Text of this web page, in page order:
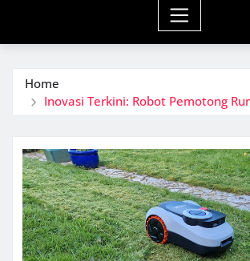
Home
Inovasi Terkini: Robot Pemotong